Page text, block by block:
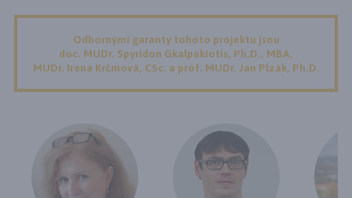
Odbornými garanty tohoto projektu jsou
doc. MUDr. Spyridon Gkalpakiotis, Ph.D., MBA,
MUDr. Irena Krčmová, CSc. a prof. MUDr. Jan Plzák, Ph.D.